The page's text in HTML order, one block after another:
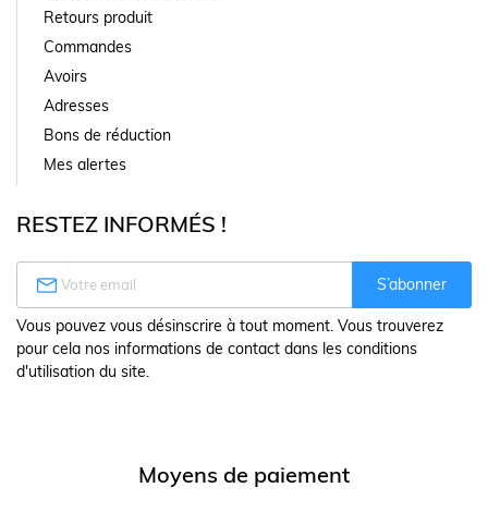
Retours produit
Commandes
Avoirs
Adresses
Bons de réduction
Mes alertes
RESTEZ INFORMÉS !
 S’abonner
Vous pouvez vous désinscrire à tout moment. Vous trouverez
pour cela nos informations de contact dans les conditions
d'utilisation du site.
Moyens de paiement